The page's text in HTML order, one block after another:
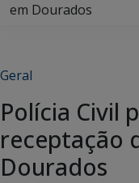
em Dourados
Geral
Polícia Civil
receptação
Dourados